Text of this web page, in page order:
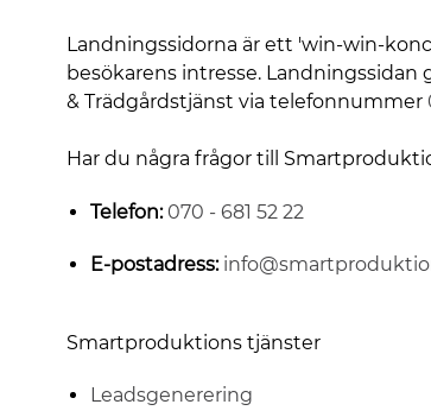
Landningssidorna är ett 'win-win-
besökarens intresse.
& Trädgårdstjänst via telefonnummer
Har du några frågor till
Telefon:070 - 681 52 22
E-postadress:
Smartproduktions tjänster
Leadsgenerering